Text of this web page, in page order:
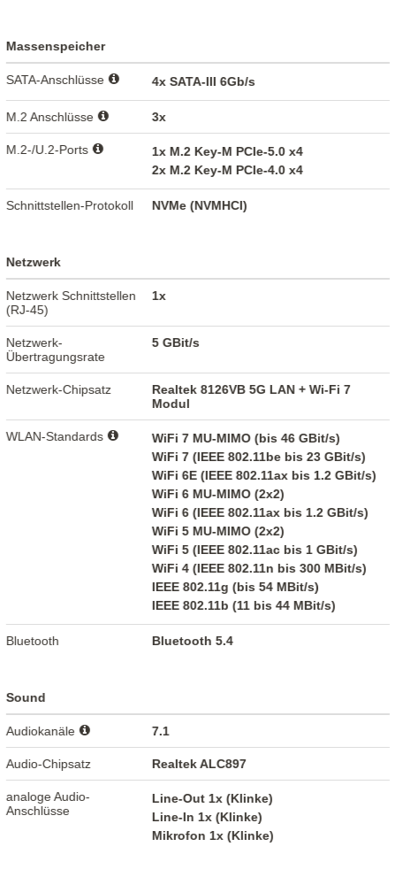
Massenspeicher
SATA-Anschlüsse 4x SATA-III 6Gb/s
M.2 Anschlüsse 3x
M.2-/U.2-Ports
1x M.2 Key-M PCIe-5.0 x4
2x M.2 Key-M PCIe-4.0 x4
Schnittstellen-Protokoll NVMe (NVMHCI)
Netzwerk
Netzwerk Schnittstellen
(RJ-45)
1x
Netzwerk-
Übertragungsrate
5 GBit/s
Netzwerk-Chipsatz
Realtek 8126VB 5G LAN + Wi-Fi 7
Modul
WLAN-Standards
WiFi 7 MU-MIMO (bis 46 GBit/s)
WiFi 7 (IEEE 802.11be bis 23 GBit/s)
WiFi 6E (IEEE 802.11ax bis 1.2 GBit/s)
WiFi 6 MU-MIMO (2x2)
WiFi 6 (IEEE 802.11ax bis 1.2 GBit/s)
WiFi 5 MU-MIMO (2x2)
WiFi 5 (IEEE 802.11ac bis 1 GBit/s)
WiFi 4 (IEEE 802.11n bis 300 MBit/s)
IEEE 802.11g (bis 54 MBit/s)
IEEE 802.11b (11 bis 44 MBit/s)
Bluetooth Bluetooth 5.4
Sound
Audiokanäle 7.1
Audio-Chipsatz Realtek ALC897
analoge Audio-
Anschlüsse
Line-Out 1x (Klinke)
Line-In 1x (Klinke)
Mikrofon 1x (Klinke)